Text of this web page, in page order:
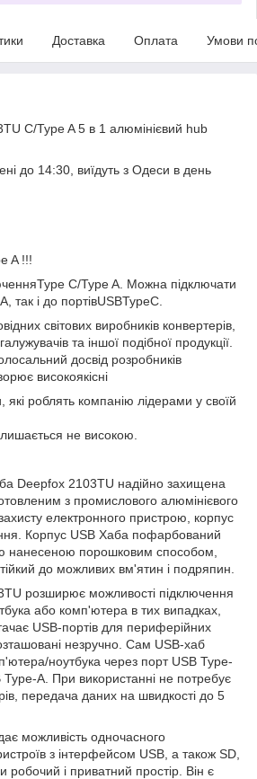
Доставка Оплата Умови
C/Type A 5 в 1 алюмінієвий hub
до 14:30, виїдуть з Одеси в день
A !!!
C/Type A. Можна підключати
так і до портівUSBTypeC.
світових виробників конвертерів,
та іншої подібної продукції.
досвід розробників
високоякісні
які роблять компанію лідерами у своїй
не високою.
Deepfox 2103TU надійно захищена
з промислового алюмінієвого
електронного пристрою, корпус
Корпус USB Хаба пофарбований
порошковим способом,
до можливих вм'ятин і подряпин.
розширює можливості підключення
або комп'ютера в тих випадках,
USB-портів для периферійних
незручно. Сам USB-хаб
ноутбука через порт USB Type-
А. При використанні не потребує
передача даних на швидкості до 5
можливість одночасного
з інтерфейсом USB, а також SD,
і приватний простір. Він є